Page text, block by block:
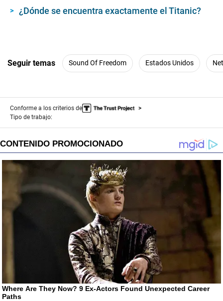
¿Dónde se encuentra exactamente el Titanic?
Seguir temas Sound Of Freedom Estados Unidos
Conforme a los criterios de
Tipo de trabajo: